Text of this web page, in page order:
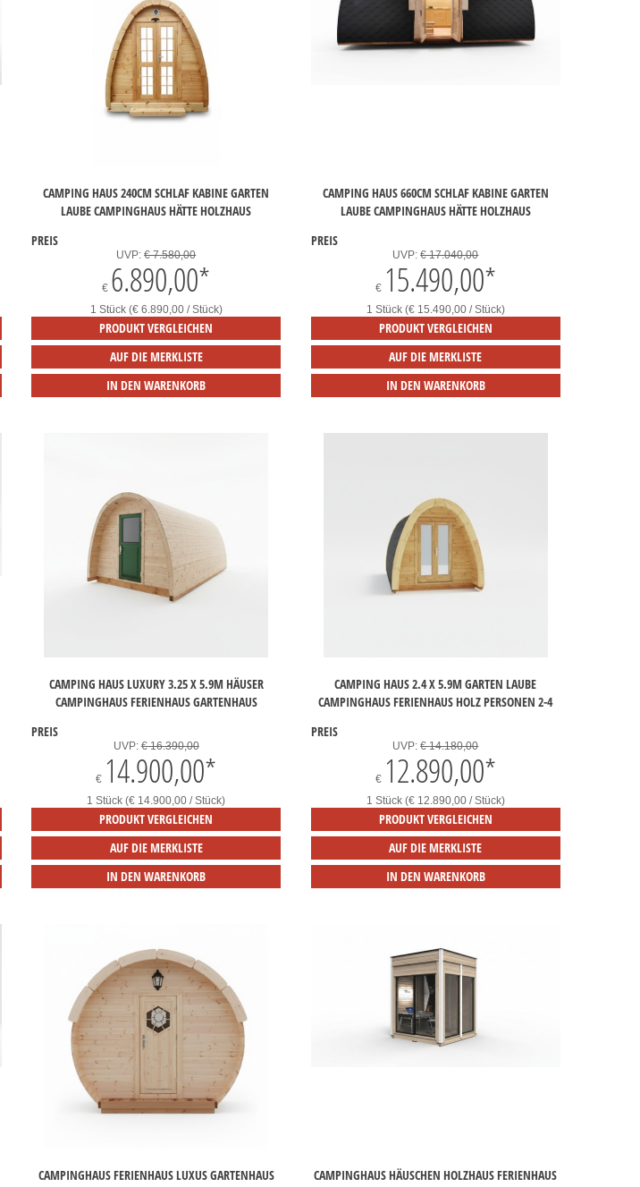
CAMPING HAUS 240CM SCHLAF KABINE GARTEN
LAUBE CAMPINGHAUS HÄTTE HOLZHAUS
PREIS
UVP:€ 7.580,00
€ 6.890,00*
1 Stück (€ 6.890,00 / Stück)
PRODUKT VERGLEICHEN
AUF DIE MERKLISTE
IN DEN WARENKORB
CAMPING HAUS 660CM SCHLAF KABINE GARTEN
LAUBE CAMPINGHAUS HÄTTE HOLZHAUS
PREIS
UVP:€ 17.040,00
€ 15.490,00*
1 Stück (€ 15.490,00 / Stück)
PRODUKT VERGLEICHEN
AUF DIE MERKLISTE
IN DEN WARENKORB
CAMPING HAUS LUXURY 3.25 X 5.9M HÄUSER
CAMPINGHAUS FERIENHAUS GARTENHAUS
PREIS
UVP:€ 16.390,00
€ 14.900,00*
1 Stück (€ 14.900,00 / Stück)
PRODUKT VERGLEICHEN
AUF DIE MERKLISTE
IN DEN WARENKORB
CAMPING HAUS 2.4 X 5.9M GARTEN LAUBE
CAMPINGHAUS FERIENHAUS HOLZ PERSONEN 2-4
PREIS
UVP:€ 14.180,00
€ 12.890,00*
1 Stück (€ 12.890,00 / Stück)
PRODUKT VERGLEICHEN
AUF DIE MERKLISTE
IN DEN WARENKORB
CAMPINGHAUS FERIENHAUS LUXUS GARTENHAUS
CAMPINGHAUS HÄUSCHEN HOLZHAUS FERIENHAUS